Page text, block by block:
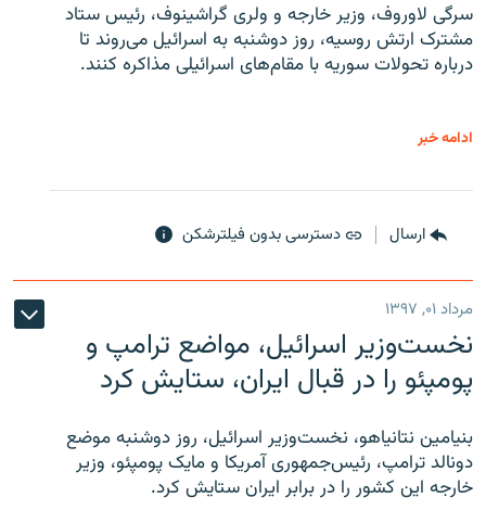
سرگی لاوروف، وزیر خارجه و ولری گراشینوف، رئیس ستاد
مشترک ارتش روسیه، روز دوشنبه به اسرائیل می‌روند تا
درباره تحولات سوریه با مقام‌های اسرائیلی مذاکره کنند.
ادامه خبر
ارسال دسترسی بدون فیلترشکن
مرداد ۰۱, ۱۳۹۷
نخست‌وزیر اسرائیل، مواضع ترامپ و
پومپئو را در قبال ایران، ستایش کرد
بنیامین نتانیاهو، نخست‌وزیر اسرائیل، روز دوشنبه موضع
دونالد ترامپ، رئیس‌جمهوری آمریکا و مایک پومپئو، وزیر
خارجه این کشور را در برابر ایران ستایش کرد.